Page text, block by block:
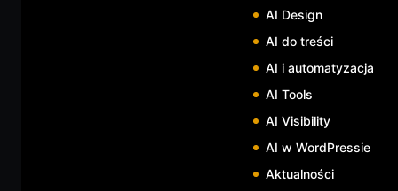
AI Design
AI do treści
AI i automatyzacja
AI Tools
AI Visibility
AI w WordPressie
Aktualności